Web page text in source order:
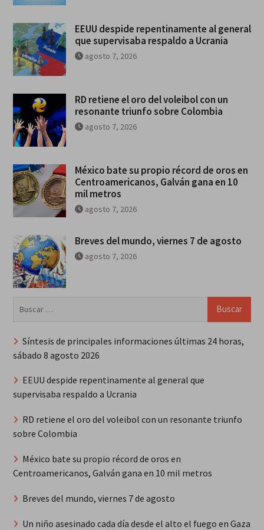
EEUU despide repentinamente al general
que supervisaba respaldo a Ucrania
agosto 7, 2026
RD retiene el oro del voleibol con un
resonante triunfo sobre Colombia
agosto 7, 2026
México bate su propio récord de oros en
Centroamericanos, Galván gana en 10
mil metros
agosto 7, 2026
Breves del mundo, viernes 7 de agosto
agosto 7, 2026
Síntesis de principales informaciones últimas 24 horas,
sábado 8 agosto 2026
EEUU despide repentinamente al general que
supervisaba respaldo a Ucrania
RD retiene el oro del voleibol con un resonante triunfo
sobre Colombia
México bate su propio récord de oros en
Centroamericanos, Galván gana en 10 mil metros
Breves del mundo, viernes 7 de agosto
Un niño asesinado cada día desde el alto el fuego en Gaza